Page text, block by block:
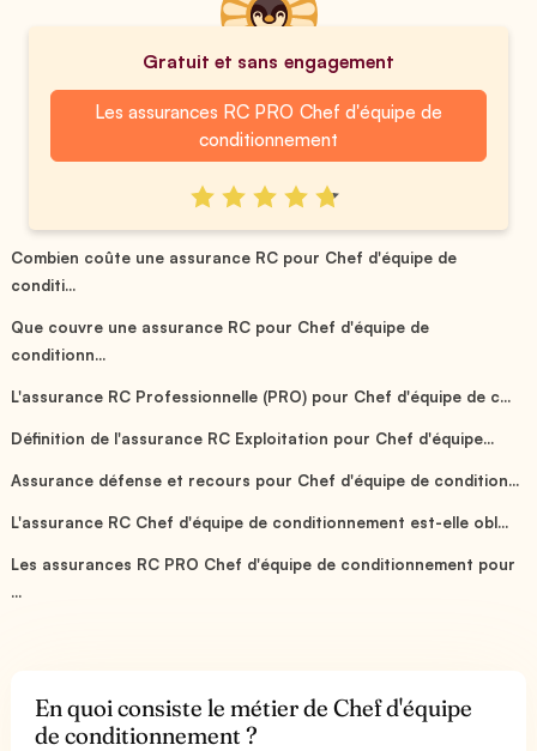
Gratuit et sans engagement
Les assurances RC PRO Chef d'équipe de
conditionnement
Combien coûte une assurance RC pour Chef d'équipe de
conditi...
Que couvre une assurance RC pour Chef d'équipe de
conditionn...
L'assurance RC Professionnelle (PRO) pour Chef d'équipe de c...
Définition de l'assurance RC Exploitation pour Chef d'équipe...
Assurance défense et recours pour Chef d'équipe de condition...
L'assurance RC Chef d'équipe de conditionnement est-elle obl...
Les assurances RC PRO Chef d'équipe de conditionnement pour
...
En quoi consiste le métier de Chef d'équipe
de conditionnement ?